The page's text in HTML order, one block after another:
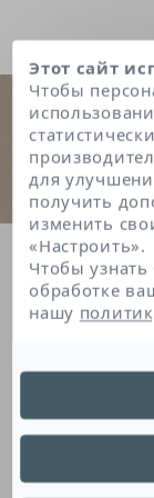
Главная
Этот сайт
Чтобы
для
получить
изменить
«Настроить».
Чтобы
обработке
нашу